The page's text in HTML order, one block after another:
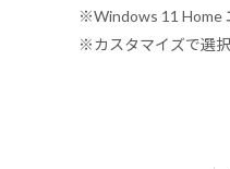
※Windows 11 Home
※カスタマイズで選